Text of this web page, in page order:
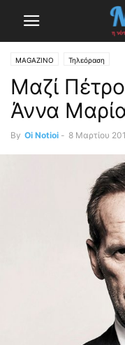
MAGAZINO Τηλεόραση
Μαζί
Άννα
By Oi Notioi - 8 Μαρτίου